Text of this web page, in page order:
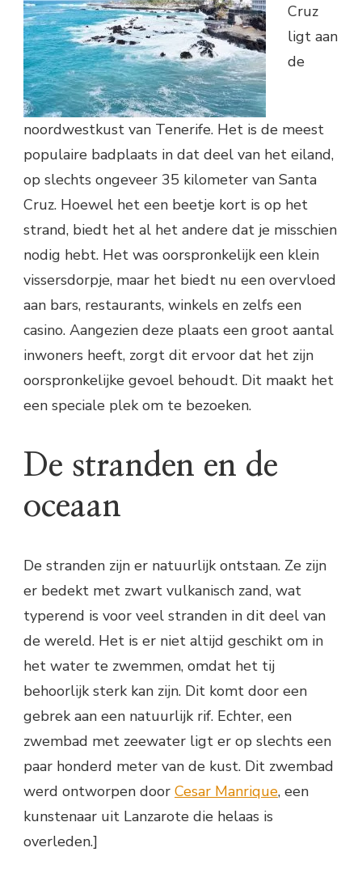
Cruz
ligt aan
de
noordwestkust van Tenerife. Het is de meest
populaire badplaats in dat deel van het eiland,
op slechts ongeveer 35 kilometer van Santa
Cruz. Hoewel het een beetje kort is op het
strand, biedt het al het andere dat je misschien
nodig hebt. Het was oorspronkelijk een klein
vissersdorpje, maar het biedt nu een overvloed
aan bars, restaurants, winkels en zelfs een
casino. Aangezien deze plaats een groot aantal
inwoners heeft, zorgt dit ervoor dat het zijn
oorspronkelijke gevoel behoudt. Dit maakt het
een speciale plek om te bezoeken.
De stranden en de
oceaan
De stranden zijn er natuurlijk ontstaan. Ze zijn
er bedekt met zwart vulkanisch zand, wat
typerend is voor veel stranden in dit deel van
de wereld. Het is er niet altijd geschikt om in
het water te zwemmen, omdat het tij
behoorlijk sterk kan zijn. Dit komt door een
gebrek aan een natuurlijk rif. Echter, een
zwembad met zeewater ligt er op slechts een
paar honderd meter van de kust. Dit zwembad
werd ontworpen door Cesar Manrique, een
kunstenaar uit Lanzarote die helaas is
overleden.]